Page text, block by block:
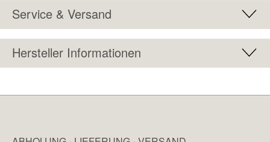
Service & Versand
Hersteller Informationen